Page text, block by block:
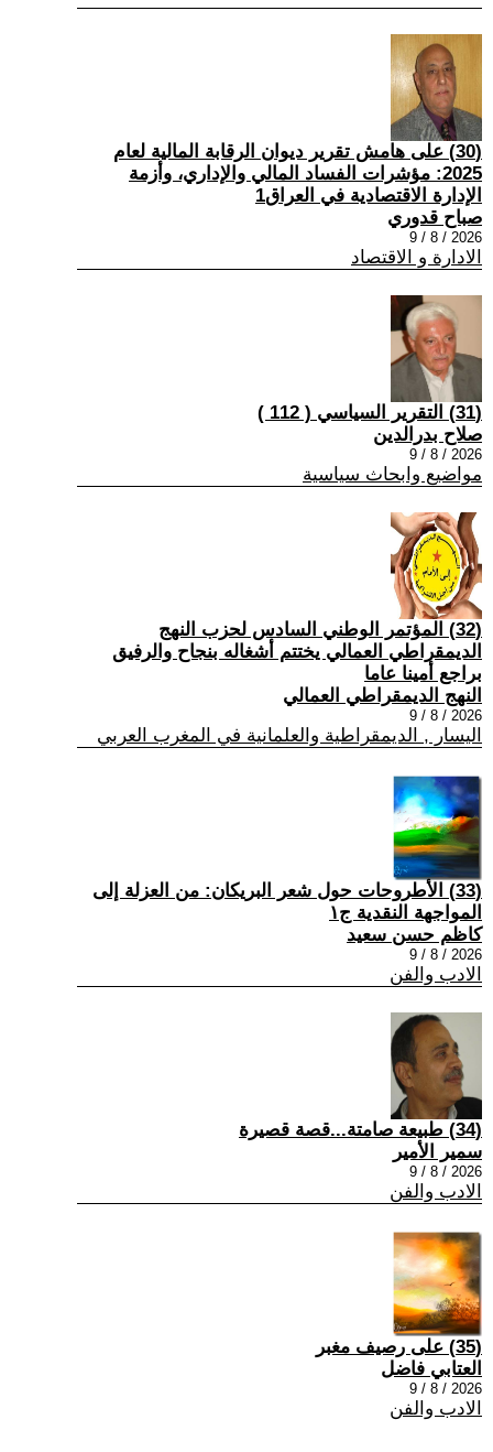
(30) على هامش تقرير ديوان الرقابة المالية لعام
2025: مؤشرات الفساد المالي والإداري، وأزمة
الإدارة الاقتصادية في العراق1
صباح قدوري
2026 / 8 / 9
الادارة و الاقتصاد
(31) التقرير السياسي ( 112 )
صلاح بدرالدين
2026 / 8 / 9
مواضيع وابحاث سياسية
(32) المؤتمر الوطني السادس لحزب النهج
الديمقراطي العمالي يختتم أشغاله بنجاح والرفيق
براجع أمينا عاما
النهج الديمقراطي العمالي
2026 / 8 / 9
اليسار , الديمقراطية والعلمانية في المغرب العربي
(33) الأطروحات حول شعر البريكان: من العزلة إلى
المواجهة النقدية ج١
كاظم حسن سعيد
2026 / 8 / 9
الادب والفن
(34) طبيعة صامتة...قصة قصيرة
سمير الأمير
2026 / 8 / 9
الادب والفن
(35) على رصيف مغبر
العتابي فاضل
2026 / 8 / 9
الادب والفن